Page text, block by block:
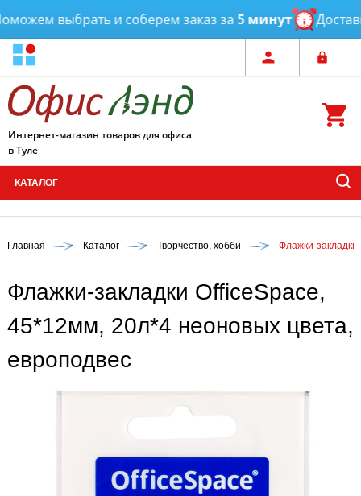
выбрать и соберем заказ за5 минут Доставка
Интернет-магазин товаров для офиса
в Туле
КАТАЛОГ
Главная Каталог Творчество, хобби Флажки-
Флажки-закладки OfficeSpace,
45*12мм, 20л*4 неоновых цвета,
европодвес